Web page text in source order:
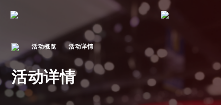
活动概览 活动详情
活动详情